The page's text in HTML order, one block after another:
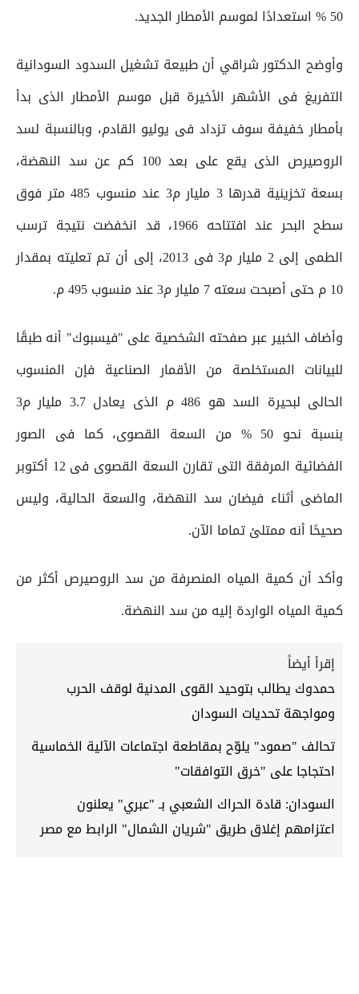
50 % استعدادًا لموسم الأمطار الجديد.
وأوضح الدكتور شراقي أن طبيعة تشغيل السدود السودانية
التفريغ فى الأشهر الأخيرة قبل موسم الأمطار الذى بدأ
بأمطار خفيفة سوف تزداد فى يوليو القادم، وبالنسبة لسد
الروصيرص الذى يقع على بعد 100 كم عن سد النهضة،
بسعة تخزينية قدرها 3 مليار م3 عند منسوب 485 متر فوق
سطح البحر عند افتتاحه 1966، قد انخفضت نتيجة ترسب
الطمى إلى 2 مليار م3 فى 2013، إلى أن تم تعليته بمقدار
10 م حتى أصبحت سعته 7 مليار م3 عند منسوب 495 م.
وأضاف الخبير عبر صفحته الشخصية على "فيسبوك" أنه طبقًا
للبيانات المستخلصة من الأقمار الصناعية فإن المنسوب
الحالى لبحيرة السد هو 486 م الذى يعادل 3.7 مليار م3
بنسبة نحو 50 % من السعة القصوى، كما فى الصور
الفضائية المرفقة التى تقارن السعة القصوى فى 12 أكتوبر
الماضى أثناء فيضان سد النهضة، والسعة الحالية، وليس
صحيحًا أنه ممتلئ تماما الآن.
وأكد أن كمية المياه المنصرفة من سد الروصيرص أكثر من
كمية المياه الواردة إليه من سد النهضة.
إقرأ أيضاً
حمدوك يطالب بتوحيد القوى المدنية لوقف الحرب
ومواجهة تحديات السودان
تحالف "صمود" يلوّح بمقاطعة اجتماعات الآلية الخماسية
احتجاجا على "خرق التوافقات"
السودان: قادة الحراك الشعبي بـ "عبري" يعلنون
اعتزامهم إغلاق طريق "شريان الشمال" الرابط مع مصر